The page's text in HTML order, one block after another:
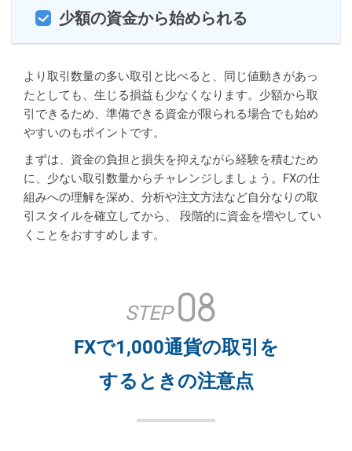
少額の資金から始められる
より取引数量の多い取引と比べると、同じ値動きがあっ
たとしても、生じる損益も少なくなります。少額から取
引できるため、準備できる資金が限られる場合でも始め
やすいのもポイントです。
まずは、資金の負担と損失を抑えながら経験を積むため
に、少ない取引数量からチャレンジしましょう。FXの仕
組みへの理解を深め、分析や注文方法など自分なりの取
引スタイルを確立してから、 段階的に資金を増やしてい
くことをおすすめします。
STEP 08
FXで1,000通貨の取引を
するときの注意点